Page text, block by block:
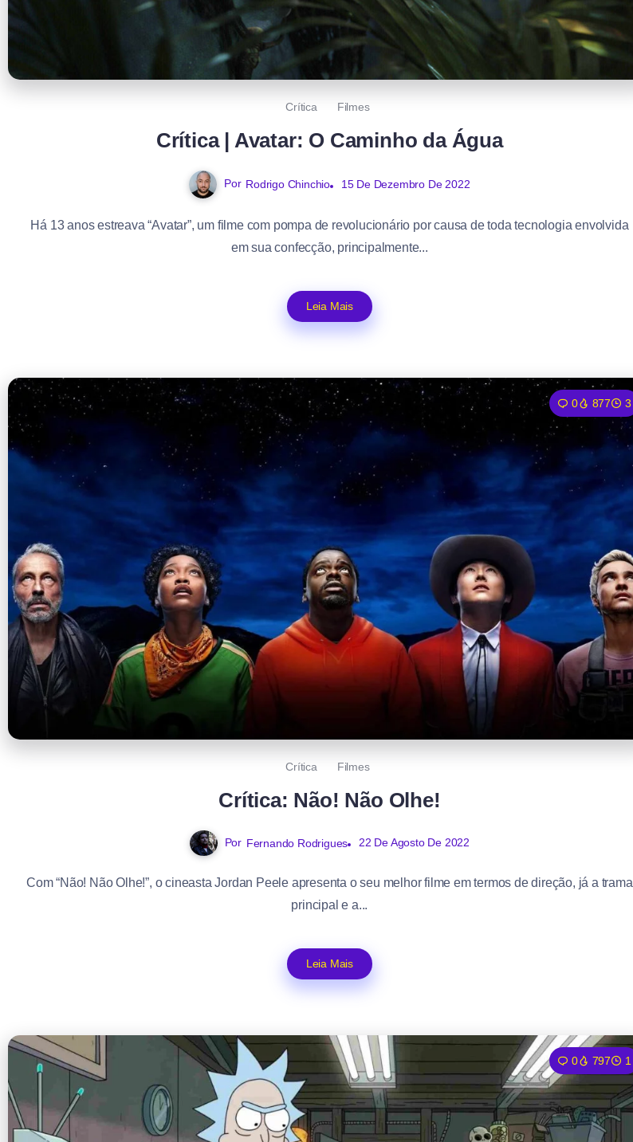
Crítica Filmes
Crítica | Avatar: O Caminho da Água
Por Rodrigo Chinchio 15 De Dezembro De 2022
Há 13 anos estreava “Avatar”, um filme com pompa de revolucionário por causa de toda tecnologia envolvida
em sua confecção, principalmente...
Leia Mais
0 877 3
Crítica Filmes
Crítica: Não! Não Olhe!
Por Fernando Rodrigues 22 De Agosto De 2022
Com “Não! Não Olhe!”, o cineasta Jordan Peele apresenta o seu melhor filme em termos de direção, já a trama
principal e a...
Leia Mais
0 797 1